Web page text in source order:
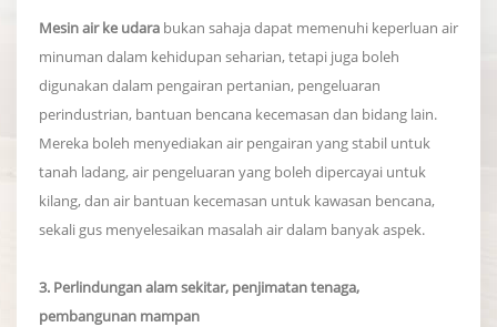
Mesin air ke udara bukan sahaja dapat memenuhi keperluan air
minuman dalam kehidupan seharian, tetapi juga boleh
digunakan dalam pengairan pertanian, pengeluaran
perindustrian, bantuan bencana kecemasan dan bidang lain.
Mereka boleh menyediakan air pengairan yang stabil untuk
tanah ladang, air pengeluaran yang boleh dipercayai untuk
kilang, dan air bantuan kecemasan untuk kawasan bencana,
sekali gus menyelesaikan masalah air dalam banyak aspek.
3. Perlindungan alam sekitar, penjimatan tenaga,
pembangunan mampan